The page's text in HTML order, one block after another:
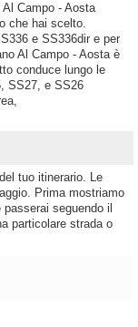
Campo - Aosta
che hai scelto.
e SS336dir e per
Al Campo - Aosta è
conduce lungo le
SS27, e SS26
tuo itinerario. Le
Prima mostriamo
seguendo il
particolare strada o